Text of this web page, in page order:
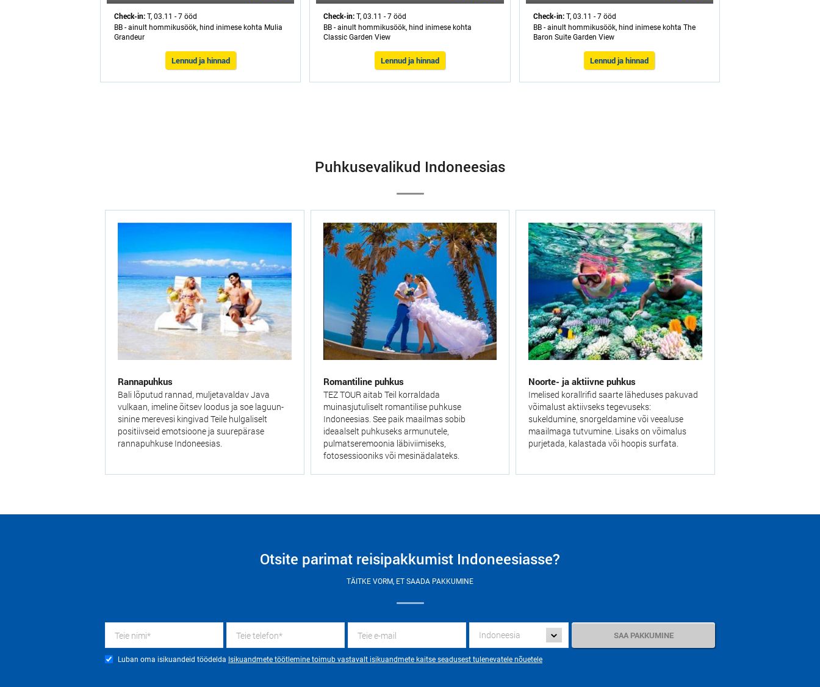
Check-in: T, 03.11 - 7 ööd
BB - ainult hommikusöök, hind inimese kohta Mulia
Grandeur
Lennud ja hinnad
Check-in:T, 03.11 - 7 ööd
BB - ainult hommikusöök, hind inimese kohta
Classic Garden View
Lennud ja hinnad
Check-in: T, 03.11 - 7 ööd
BB - ainult hommikusöök, hind inimese kohta The
Baron Suite Garden View
Lennud ja hinnad
Puhkusevalikud Indoneesias
Rannapuhkus
Bali lõputud rannad, muljetavaldav Java
vulkaan, imeline õitsev loodus ja soe laguun-
sinine merevesi kingivad Teile hulgaliselt
positiivseid emotsioone ja suurepärase
rannapuhkuse Indoneesias.
Romantiline puhkus
TEZ TOUR aitab Teil korraldada
muinasjutuliselt romantilise puhkuse
Indoneesias. See paik maailmas sobib
ideaalselt puhkuseks armunutele,
pulmatseremoonia läbiviimiseks,
fotosessiooniks või mesinädalateks.
Noorte- ja aktiivne puhkus
Imelised korallrifid saarte läheduses pakuvad
võimalust aktiivseks tegevuseks:
sukeldumine, snorgeldamine või veealuse
maailmaga tutvumine. Lisaks on võimalus
purjetada, kalastada või hoopis surfata.
Otsite parimat reisipakkumist Indoneesiasse?
TÄITKE VORM, ET SAADA PAKKUMINE
Indoneesia
Luban oma isikuandeid töödelda Isikuandmete töötlemine toimub vastavalt isikuandmete kaitse seadusest tulenevatele nõuetele